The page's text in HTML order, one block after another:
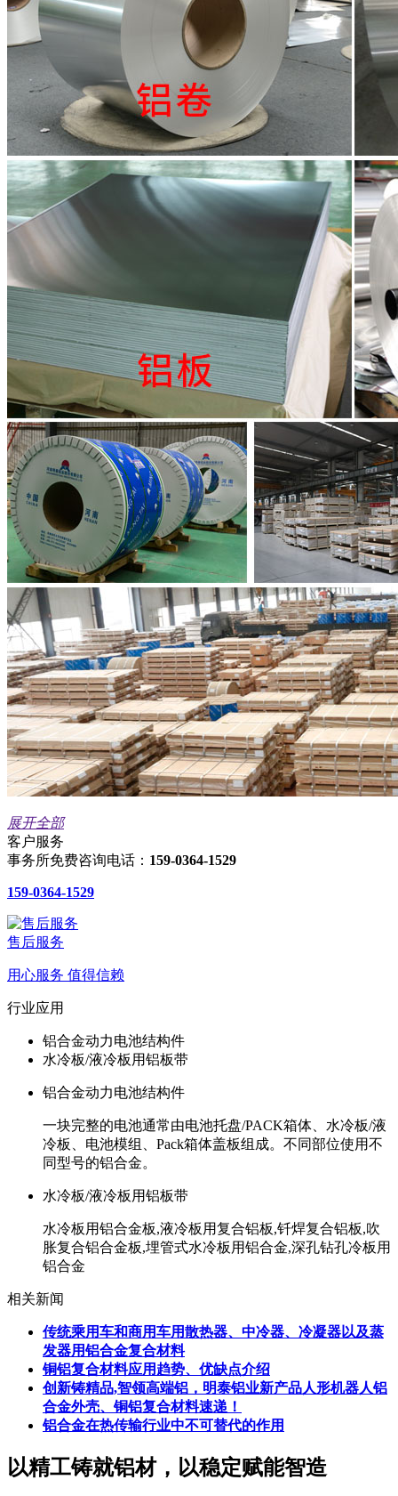
展开全部
客户服务
事务所免费咨询电话： 159-0364-1529
159-0364-1529
售后服务
用心服务 值得信赖
行业应用
铝合金动力电池结构件
水冷板/液冷板用铝板带
铝合金动力电池结构件
一块完整的电池通常由电池托盘/PACK箱体、水冷板/液
冷板、电池模组、Pack箱体盖板组成。不同部位使用不
同型号的铝合金。
水冷板/液冷板用铝板带
水冷板用铝合金板,液冷板用复合铝板,钎焊复合铝板,吹
胀复合铝合金板,埋管式水冷板用铝合金,深孔钻孔冷板用
铝合金
相关新闻
传统乘用车和商用车用散热器、中冷器、冷凝器以及蒸
发器用铝合金复合材料
铜铝复合材料应用趋势、优缺点介绍
创新铸精品,智领高端铝，明泰铝业新产品人形机器人铝
合金外壳、铜铝复合材料速递！
铝合金在热传输行业中不可替代的作用
以精工铸就铝材，以稳定赋能智造